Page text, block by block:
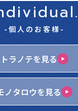
-個人のお客様-
トラノテを見る
ノタロウを見る